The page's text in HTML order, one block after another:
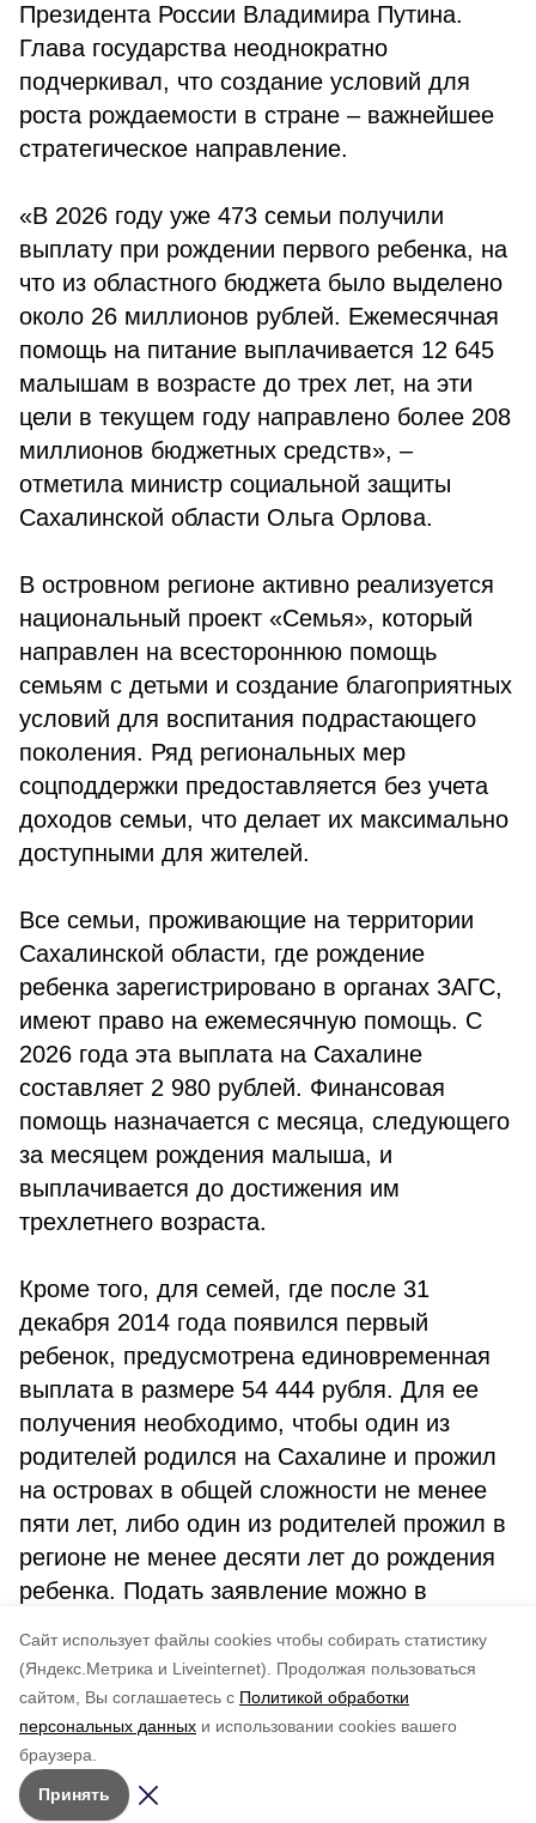
Cайт использует файлы cookies чтобы собирать статистику
(Яндекс.Метрика и Liveinternet).
Продолжая пользоваться
сайтом, Вы соглашаетесь с Политикой обработки
персональных данных и использовании cookies вашего
браузера.
Принять
Президента России Владимира Путина.
Глава государства неоднократно
подчеркивал, что создание условий для
роста рождаемости в стране – важнейшее
стратегическое направление.
«В 2026 году уже 473 семьи получили
выплату при рождении первого ребенка, на
что из областного бюджета было выделено
около 26 миллионов рублей. Ежемесячная
помощь на питание выплачивается 12 645
малышам в возрасте до трех лет, на эти
цели в текущем году направлено более 208
миллионов бюджетных средств», –
отметила министр социальной защиты
Сахалинской области Ольга Орлова.
В островном регионе активно реализуется
национальный проект «Семья», который
направлен на всестороннюю помощь
семьям с детьми и создание благоприятных
условий для воспитания подрастающего
поколения. Ряд региональных мер
соцподдержки предоставляется без учета
доходов семьи, что делает их максимально
доступными для жителей.
Все семьи, проживающие на территории
Сахалинской области, где рождение
ребенка зарегистрировано в органах ЗАГС,
имеют право на ежемесячную помощь. С
2026 года эта выплата на Сахалине
составляет 2 980 рублей. Финансовая
помощь назначается с месяца, следующего
за месяцем рождения малыша, и
выплачивается до достижения им
трехлетнего возраста.
Кроме того, для семей, где после 31
декабря 2014 года появился первый
ребенок, предусмотрена единовременная
выплата в размере 54 444 рубля. Для ее
получения необходимо, чтобы один из
родителей родился на Сахалине и прожил
на островах в общей сложности не менее
пяти лет, либо один из родителей прожил в
регионе не менее десяти лет до рождения
ребенка. Подать заявление можно в
шести месяцев после появления малыша.
по оценке
5